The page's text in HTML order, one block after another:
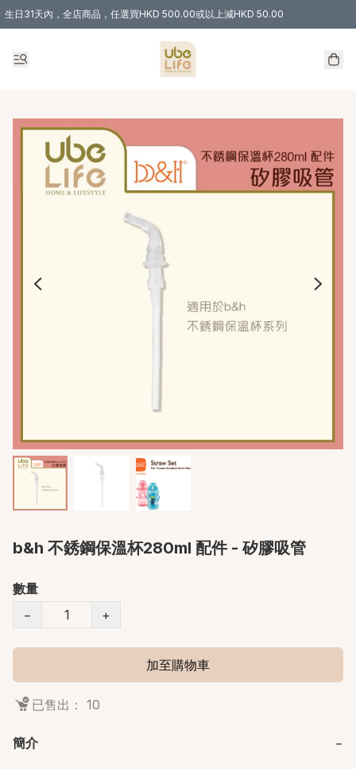
生日31天內，全店商品，任選買HKD 500.00或以上減HKD 50.00
購物滿 HKD 300.00即享免運費優惠！（適用於 特定的送貨方式 )
b&h 不銹鋼保溫杯280ml 配件 - 矽膠吸管
數量
−
+
加至購物車
已售出： 10
簡介 −